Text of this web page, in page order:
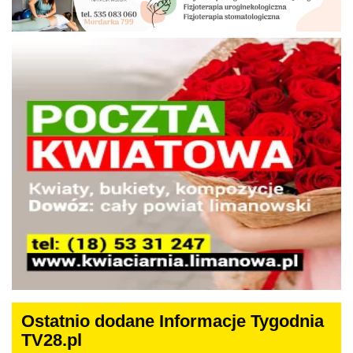
Ostatnio dodane Informacje Tygodnia
TV28.pl